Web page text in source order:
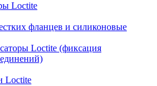
Loctite
фланцев и силиконовые
Loctite (фиксация
Loctite